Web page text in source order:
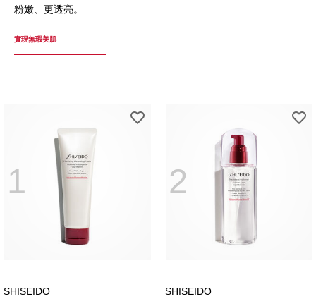
粉嫩、更透亮。
實現無瑕美肌
1
SHISEIDO
2
SHISEIDO